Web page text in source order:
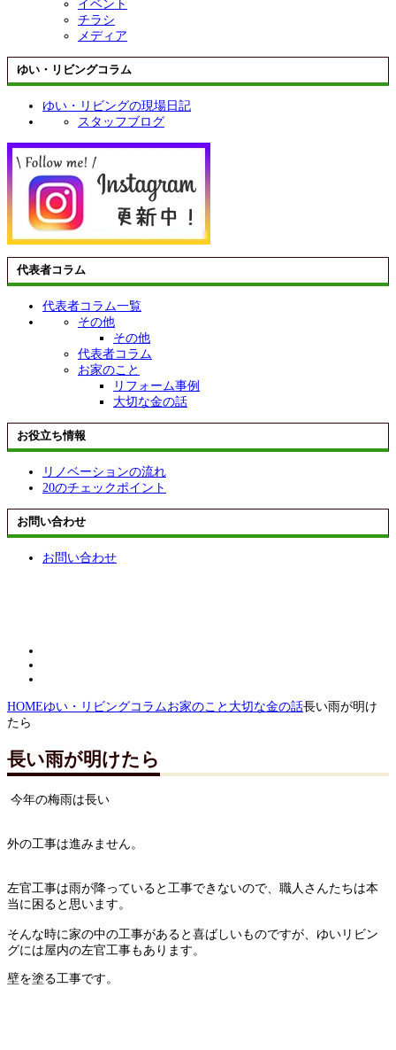
イベント
チラシ
メディア
ゆい・リビングコラム
ゆい・リビングの現場日記
スタッフブログ
代表者コラム
代表者コラム一覧
その他
その他
代表者コラム
お家のこと
リフォーム事例
大切な金の話
お役立ち情報
リノベーションの流れ
20のチェックポイント
お問い合わせ
お問い合わせ
HOMEゆい・リビングコラムお家のこと 大切な金の話長い雨が明け
たら
長い雨が明けたら
今年の梅雨は長い
外の工事は進みません。
左官工事は雨が降っていると工事できないので、職人さんたちは本
当に困ると思います。
そんな時に家の中の工事があると喜ばしいものですが、ゆいリビン
グには屋内の左官工事もあります。
壁を塗る工事です。